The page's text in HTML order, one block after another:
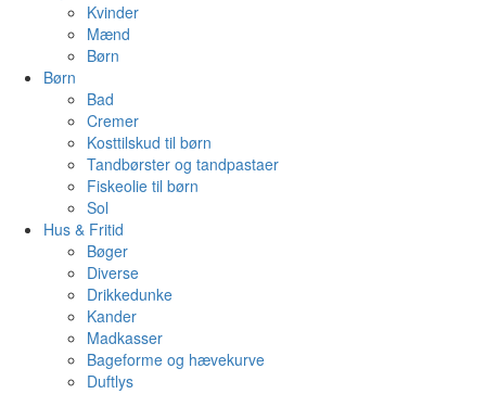
Kvinder
Mænd
Børn
Børn
Bad
Cremer
Kosttilskud til børn
Tandbørster og tandpastaer
Fiskeolie til børn
Sol
Hus & Fritid
Bøger
Diverse
Drikkedunke
Kander
Madkasser
Bageforme og hævekurve
Duftlys